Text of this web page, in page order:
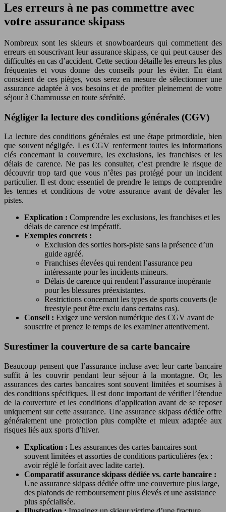
Les erreurs à ne pas commettre avec
votre assurance skipass
Nombreux sont les skieurs et snowboardeurs qui commettent des
erreurs en souscrivant leur assurance skipass, ce qui peut causer des
difficultés en cas d’accident. Cette section détaille les erreurs les plus
fréquentes et vous donne des conseils pour les éviter. En étant
conscient de ces pièges, vous serez en mesure de sélectionner une
assurance adaptée à vos besoins et de profiter pleinement de votre
séjour à Chamrousse en toute sérénité.
Négliger la lecture des conditions générales (CGV)
La lecture des conditions générales est une étape primordiale, bien
que souvent négligée. Les CGV renferment toutes les informations
clés concernant la couverture, les exclusions, les franchises et les
délais de carence. Ne pas les consulter, c’est prendre le risque de
découvrir trop tard que vous n’êtes pas protégé pour un incident
particulier. Il est donc essentiel de prendre le temps de comprendre
les termes et conditions de votre assurance avant de dévaler les
pistes.
Explication : Comprendre les exclusions, les franchises et les
délais de carence est impératif.
Exemples concrets :
Exclusion des sorties hors-piste sans la présence d’un
guide agréé.
Franchises élevées qui rendent l’assurance peu
intéressante pour les incidents mineurs.
Délais de carence qui rendent l’assurance inopérante
pour les blessures préexistantes.
Restrictions concernant les types de sports couverts (le
freestyle peut être exclu dans certains cas).
Conseil : Exigez une version numérique des CGV avant de
souscrire et prenez le temps de les examiner attentivement.
Surestimer la couverture de sa carte bancaire
Beaucoup pensent que l’assurance incluse avec leur carte bancaire
suffit à les couvrir pendant leur séjour à la montagne. Or, les
assurances des cartes bancaires sont souvent limitées et soumises à
des conditions spécifiques. Il est donc important de vérifier l’étendue
de la couverture et les conditions d’application avant de se reposer
uniquement sur cette assurance. Une assurance skipass dédiée offre
généralement une protection plus complète et mieux adaptée aux
risques liés aux sports d’hiver.
Explication : Les assurances des cartes bancaires sont
souvent limitées et assorties de conditions particulières (ex :
avoir réglé le forfait avec ladite carte).
Comparatif assurance skipass dédiée vs. carte bancaire :
Une assurance skipass dédiée offre une couverture plus large,
des plafonds de remboursement plus élevés et une assistance
plus spécialisée.